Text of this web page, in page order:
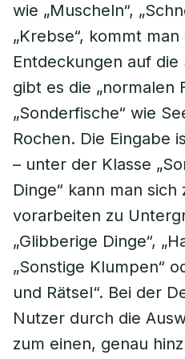
wie „Muscheln“,
„Krebse“, kommt man
Entdeckungen auf die
gibt es die „normalen
„Sonderfische“ wie
Rochen. Die Eingabe
– unter der Klasse
Dinge“ kann man
vorarbeiten zu
„Glibberige Dinge“,
„Sonstige Klumpen“
und Rätsel“. Bei der
Nutzer durch die
zum einen, genau